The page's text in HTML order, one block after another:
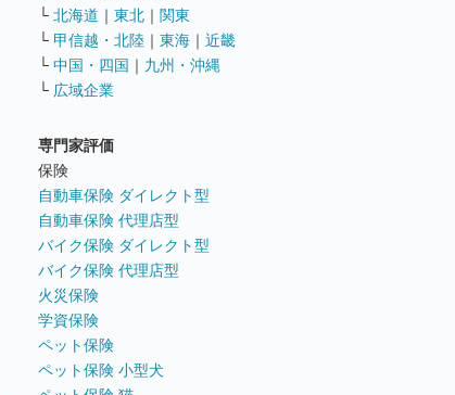
└ 北海道 ｜ 東北 ｜ 関東
└ 甲信越・北陸 ｜ 東海 ｜ 近畿
└ 中国・四国 ｜ 九州・沖縄
└ 広域企業
専門家評価
保険
自動車保険 ダイレクト型
自動車保険 代理店型
バイク保険 ダイレクト型
バイク保険 代理店型
火災保険
学資保険
ペット保険
ペット保険 小型犬